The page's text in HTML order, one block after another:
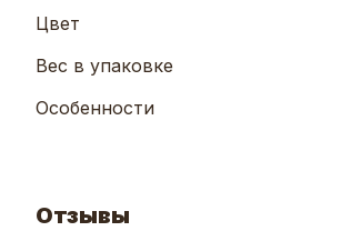
Цвет
Вес в упаковке
Особенности
Отзывы